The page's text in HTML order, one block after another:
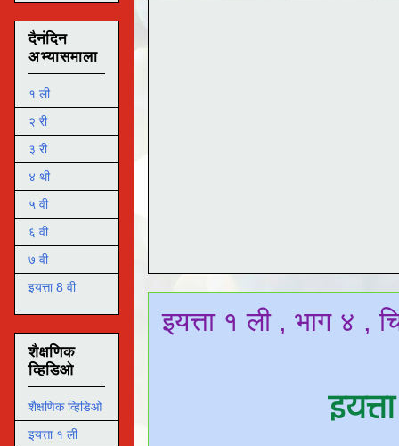
इयत्ता १ ली , भाग ४ ,
दैनंदिन
अभ्यासमाला
१ ली
२ री
३ री
४ थी
५ वी
६ वी
७ वी
इयत्ता 8 वी
शैक्षणिक
व्हिडिओ
शैक्षणिक व्हिडिओ
इयत्ता १ ली